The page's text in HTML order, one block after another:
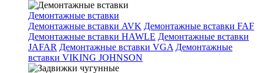
Демонтажные вставки
Демонтажные вставки AVK Демонтажные вставки FAF
Демонтажные вставки HAWLE Демонтажные вставки
JAFAR Демонтажные вставки VGA Демонтажные
вставки VIKING JOHNSON